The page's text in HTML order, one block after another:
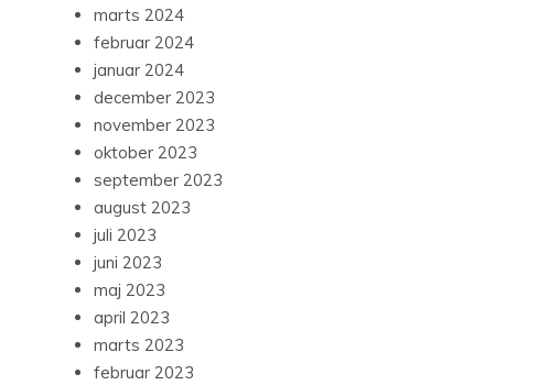
marts 2024
februar 2024
januar 2024
december 2023
november 2023
oktober 2023
september 2023
august 2023
juli 2023
juni 2023
maj 2023
april 2023
marts 2023
februar 2023